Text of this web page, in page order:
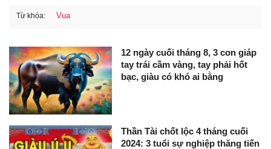
Từ khóa: Vua
12 ngày cuối tháng 8, 3 con giáp
tay trái cầm vàng, tay phải hốt
bạc, giàu có khó ai bằng
Thần Tài chốt lộc 4 tháng cuối
2024: 3 tuổi sự nghiệp thăng tiến